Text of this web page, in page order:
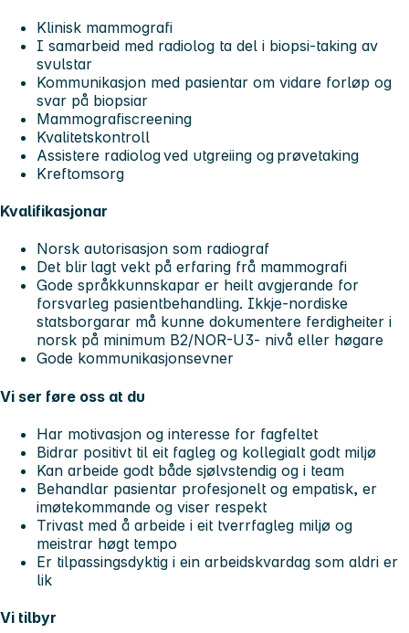
Klinisk mammografi
I samarbeid med radiolog ta del i biopsi-taking av
svulstar
Kommunikasjon med pasientar om vidare forløp og
svar på biopsiar
Mammografiscreening
Kvalitetskontroll
Assistere radiolog ved utgreiing og prøvetaking
Kreftomsorg
Kvalifikasjonar
Norsk autorisasjon som radiograf
Det blir lagt vekt på erfaring frå mammografi
Gode språkkunnskapar er heilt avgjerande for
forsvarleg pasientbehandling. Ikkje-nordiske
statsborgarar må kunne dokumentere ferdigheiter i
norsk på minimum B2/NOR-U3- nivå eller høgare
Gode kommunikasjonsevner
Vi ser føre oss at du
Har motivasjon og interesse for fagfeltet
Bidrar positivt til eit fagleg og kollegialt godt miljø
Kan arbeide godt både sjølvstendig og i team
Behandlar pasientar profesjonelt og empatisk, er
imøtekommande og viser respekt
Trivast med å arbeide i eit tverrfagleg miljø og
meistrar høgt tempo
Er tilpassingsdyktig i ein arbeidskvardag som aldri er
lik
Vi tilbyr